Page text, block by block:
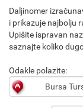
Daljinomer
i prikazuje najbolju
Upišite ispravan
saznajte koliko
Odakle polazite: